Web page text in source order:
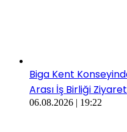
Biga Kent
Arası İş Birliği
06.08.2026 | 19:22